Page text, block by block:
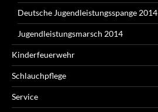
Deutsche Jugendleistungsspange 2014
Jugendleistungsmarsch 2014
Kinderfeuerwehr
Schlauchpflege
Service